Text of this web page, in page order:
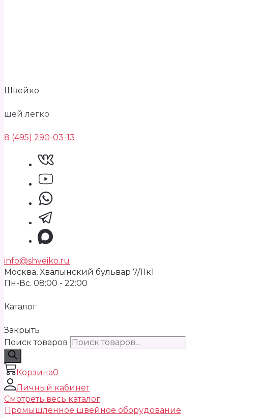
Швейко
шей легко
8 (495) 290-03-13
info@shveiko.ru
Москва, Хвалынский бульвар 7/11к1
Пн-Вс. 08:00 - 22:00
Каталог
Закрыть
Поиск товаров
Корзина0
Личный кабинет
Смотреть весь каталог
Промышленное швейное оборудование